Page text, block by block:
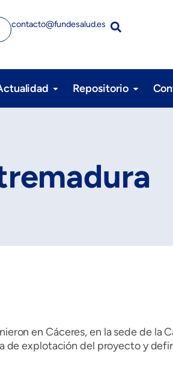
contacto@fundesalud.es
Repositorio
en Cáceres, en la sede de la
de explotación del proyecto y